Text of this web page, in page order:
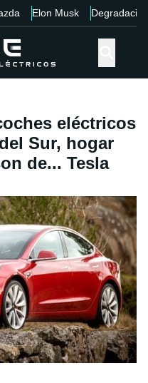
Elon Musk Degradación
eléctricos
Sur, hogar
de... Tesla